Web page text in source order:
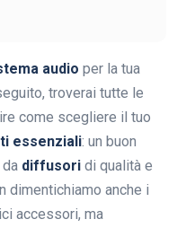
audio per la tua
troverai tutte le
come scegliere il tuo
essenziali: un buon
diffusori di qualità e
dimentichiamo anche i
accessori, ma